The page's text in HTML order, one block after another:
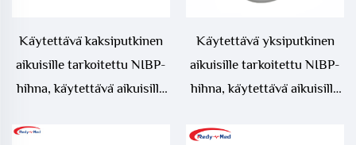
Käytettävä kaksiputkinen
aikuisille tarkoitettu NIBP-
hihna, käytettävä aikuisille
mittauskäsivarrenhihna
Käytettävä yksiputkinen
aikuisille tarkoitettu NIBP-
hihna, käytettävä aikuisille
mittauskäsivarrenhihna